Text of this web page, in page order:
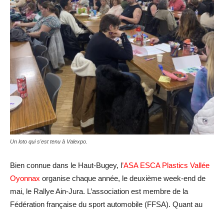
Un loto qui s'est tenu à Valexpo.
Bien connue dans le Haut-Bugey, l’ASA ESCA Plastics Vallée
Oyonnax organise chaque année, le deuxième week-end de
mai, le Rallye Ain-Jura. L’association est membre de la
Fédération française du sport automobile (FFSA). Quant au